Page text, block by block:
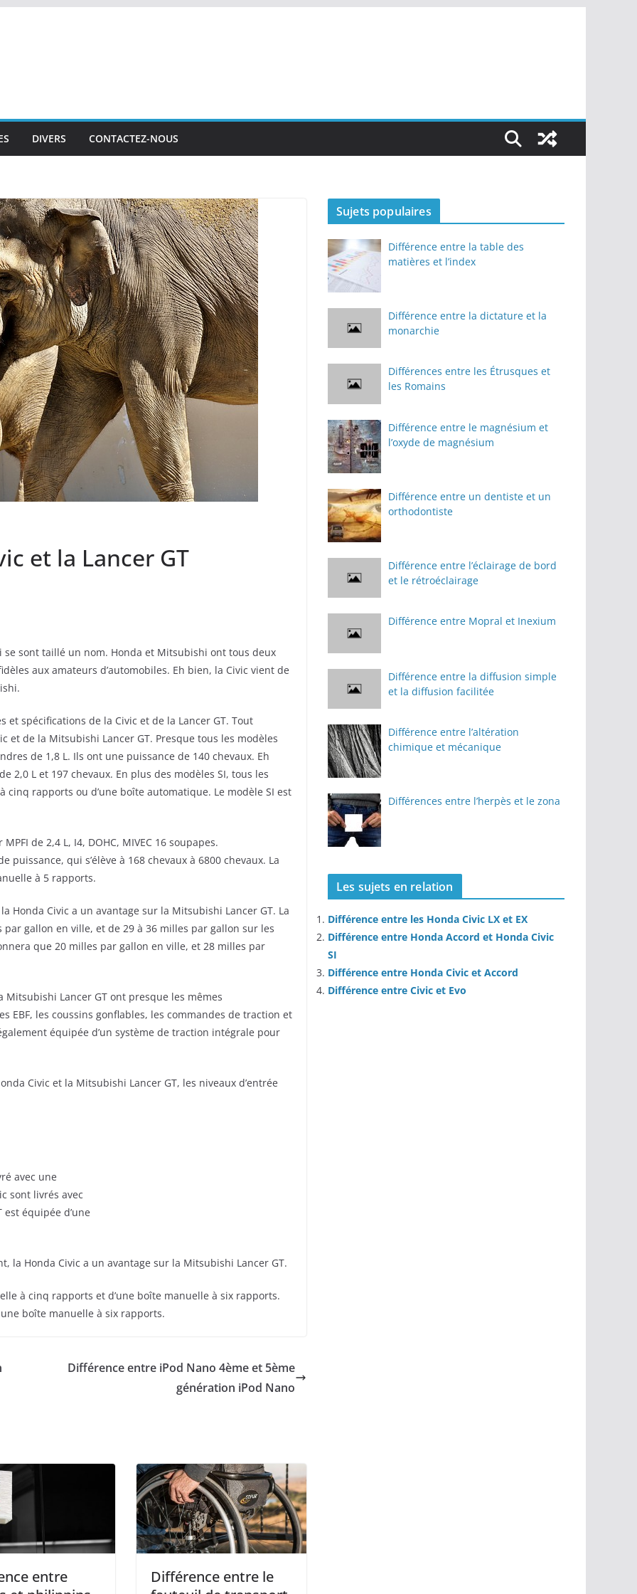
DIVERS CONTACTEZ-NOUS
et la Lancer GT
sont taillé un nom. Honda et Mitsubishi ont tous deux
aux amateurs d’automobiles. Eh bien, la Civic vient de
spécifications de la Civic et de la Lancer GT. Tout
et de la Mitsubishi Lancer GT. Presque tous les modèles
de 1,8 L. Ils ont une puissance de 140 chevaux. Eh
2,0 L et 197 chevaux. En plus des modèles SI, tous les
cinq rapports ou d’une boîte automatique. Le modèle SI est
de 2,4 L, I4, DOHC, MIVEC 16 soupapes.
puissance, qui s’élève à 168 chevaux à 6800 chevaux. La
à 5 rapports.
Honda Civic a un avantage sur la Mitsubishi Lancer GT. La
gallon en ville, et de 29 à 36 milles par gallon sur les
que 20 milles par gallon en ville, et 28 milles par
Lancer GT ont presque les mêmes
EBF, les coussins gonflables, les commandes de traction et
équipée d’un système de traction intégrale pour
Civic et la Mitsubishi Lancer GT, les niveaux d’entrée
avec une
sont livrés avec
équipée d’une
la Honda Civic a un avantage sur la Mitsubishi Lancer GT.
à cinq rapports et d’une boîte manuelle à six rapports.
boîte manuelle à six rapports.
Différence entre iPod Nano 4ème et 5ème
génération iPod Nano
entre
Différence entre le
Sujets populaires
Différence entre la table des
matières et l’index
Différence entre la dictature et la
monarchie
Différences entre les Étrusques et
les Romains
Différence entre le magnésium et
l’oxyde de magnésium
Différence entre un dentiste et un
orthodontiste
Différence entre l’éclairage de bord
et le rétroéclairage
Différence entre Mopral et Inexium
Différence entre la diffusion simple
et la diffusion facilitée
Différence entre l’altération
chimique et mécanique
Différences entre l’herpès et le zona
Les sujets en relation
Différence entre les Honda Civic LX et EX
Différence entre Honda Accord et Honda Civic
SI
Différence entre Honda Civic et Accord
Différence entre Civic et Evo